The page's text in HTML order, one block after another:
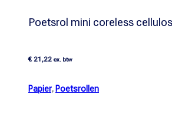
Poetsrol mini coreless
€ 21,22 ex. btw
Papier, Poetsrollen